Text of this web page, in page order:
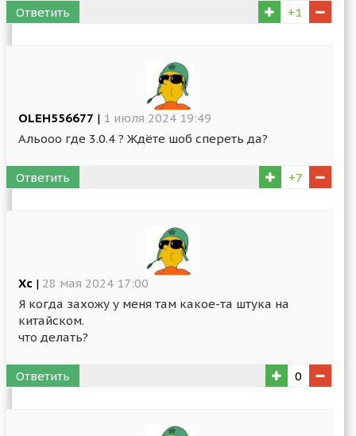
Ответить +1
OLEH556677 | 1 июля 2024 19:49
Альооо где 3.0.4 ? Ждёте шоб спереть да?
Ответить +7
Хс | 28 мая 2024 17:00
Я когда захожу у меня там какое-та штука на
китайском.
что делать?
Ответить 0